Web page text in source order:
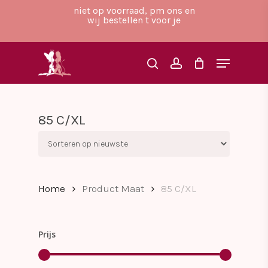
content
niet op voorraad, pm ons en
wij bestellen t voor je
searchaccount
Menu
85 C/XL
Home Product Maat 85 C/XL
Prijs